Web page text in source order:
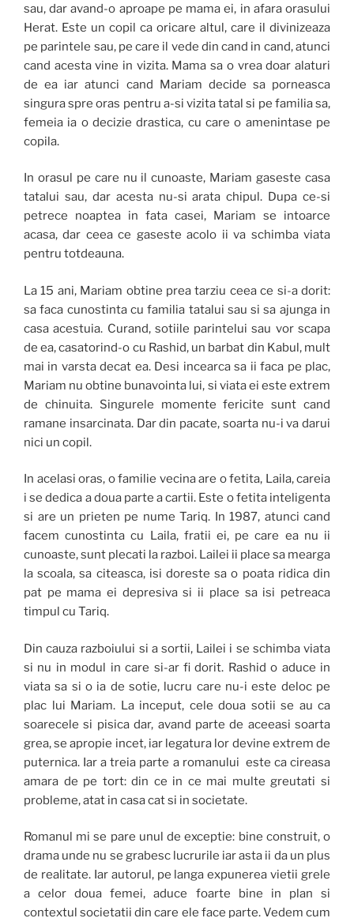
sau, dar avand-o aproape pe mama ei, in afara orasului
Herat. Este un copil ca oricare altul, care il divinizeaza
pe parintele sau, pe care il vede din cand in cand, atunci
cand acesta vine in vizita. Mama sa o vrea doar alaturi
de ea iar atunci cand Mariam decide sa porneasca
singura spre oras pentru a-si vizita tatal si pe familia sa,
femeia ia o decizie drastica, cu care o amenintase pe
copila.
In orasul pe care nu il cunoaste, Mariam gaseste casa
tatalui sau, dar acesta nu-si arata chipul. Dupa ce-si
petrece noaptea in fata casei, Mariam se intoarce
acasa, dar ceea ce gaseste acolo ii va schimba viata
pentru totdeauna.
La 15 ani, Mariam obtine prea tarziu ceea ce si-a dorit:
sa faca cunostinta cu familia tatalui sau si sa ajunga in
casa acestuia. Curand, sotiile parintelui sau vor scapa
de ea, casatorind-o cu Rashid, un barbat din Kabul, mult
mai in varsta decat ea. Desi incearca sa ii faca pe plac,
Mariam nu obtine bunavointa lui, si viata ei este extrem
de chinuita. Singurele momente fericite sunt cand
ramane insarcinata. Dar din pacate, soarta nu-i va darui
nici un copil.
In acelasi oras, o familie vecina are o fetita, Laila, careia
i se dedica a doua parte a cartii. Este o fetita inteligenta
si are un prieten pe nume Tariq. In 1987, atunci cand
facem cunostinta cu Laila, fratii ei, pe care ea nu ii
cunoaste, sunt plecati la razboi. Lailei ii place sa mearga
la scoala, sa citeasca, isi doreste sa o poata ridica din
pat pe mama ei depresiva si ii place sa isi petreaca
timpul cu Tariq.
Din cauza razboiului si a sortii, Lailei i se schimba viata
si nu in modul in care si-ar fi dorit. Rashid o aduce in
viata sa si o ia de sotie, lucru care nu-i este deloc pe
plac lui Mariam. La inceput, cele doua sotii se au ca
soarecele si pisica dar, avand parte de aceeasi soarta
grea, se apropie incet, iar legatura lor devine extrem de
puternica. Iar a treia parte a romanului este ca cireasa
amara de pe tort: din ce in ce mai multe greutati si
probleme, atat in casa cat si in societate.
Romanul mi se pare unul de exceptie: bine construit, o
drama unde nu se grabesc lucrurile iar asta ii da un plus
de realitate. Iar autorul, pe langa expunerea vietii grele
a celor doua femei, aduce foarte bine in plan si
contextul societatii din care ele face parte. Vedem cum